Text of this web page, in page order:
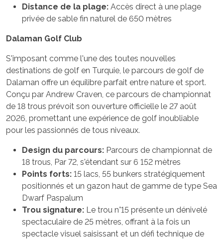
Distance de la plage: Accès direct à une plage
privée de sable fin naturel de 650 mètres
Dalaman Golf Club
S'imposant comme l'une des toutes nouvelles
destinations de golf en Turquie, le parcours de golf de
Dalaman offre un équilibre parfait entre nature et sport.
Conçu par Andrew Craven, ce parcours de championnat
de 18 trous prévoit son ouverture officielle le 27 août
2026, promettant une expérience de golf inoubliable
pour les passionnés de tous niveaux.
Design du parcours: Parcours de championnat de
18 trous, Par 72, s'étendant sur 6 152 mètres
Points forts: 15 lacs, 55 bunkers stratégiquement
positionnés et un gazon haut de gamme de type Sea
Dwarf Paspalum
Trou signature: Le trou n°15 présente un dénivelé
spectaculaire de 25 mètres, offrant à la fois un
spectacle visuel saisissant et un défi technique de